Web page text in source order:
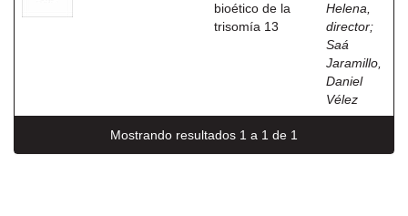
bioético de la
trisomía 13
Helena,
director;
Saá
Jaramillo,
Daniel
Vélez
Mostrando resultados 1 a 1 de 1